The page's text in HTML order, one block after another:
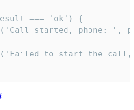
=== 'ok') {
started, phone: ',
to start the